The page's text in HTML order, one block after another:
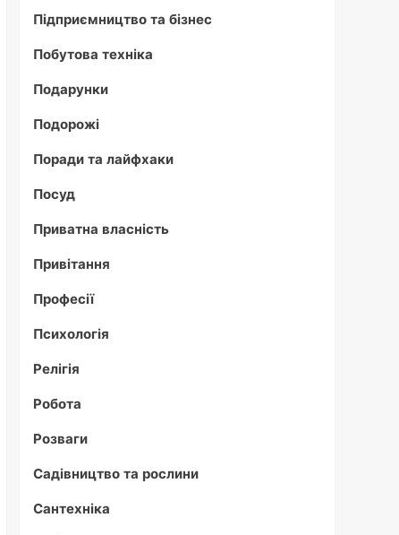
Підприємництво та бізнес
Побутова техніка
Подарунки
Подорожі
Поради та лайфхаки
Посуд
Приватна власність
Привітання
Професії
Психологія
Релігія
Робота
Розваги
Садівництво та рослини
Сантехніка